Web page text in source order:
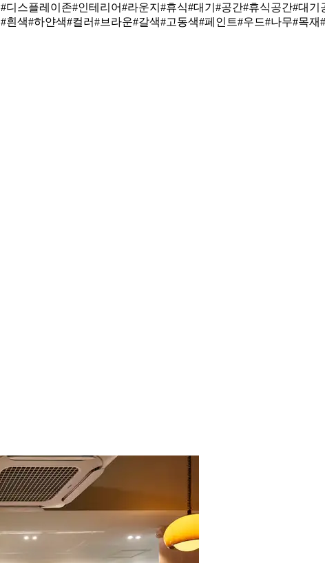
#디스플레이존#인테리어#라운지 #휴식#대기 #공간#휴식공간#대기
#흰색#하얀색#컬러#브라운#갈색#고동색#페인트#우드#나무#목재